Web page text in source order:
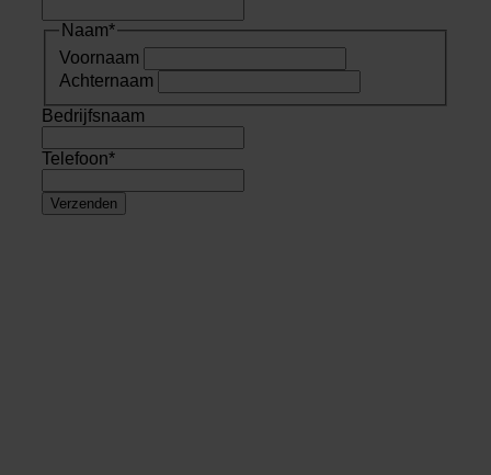
Naam*
Voornaam
Achternaam
Bedrijfsnaam
Telefoon*